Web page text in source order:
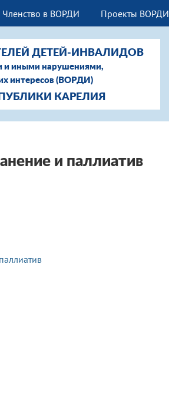
Членство в ВОРДИ Проекты ВОРДИ
ДЕТЕЙ-ИНВАЛИДОВ
и иными нарушениями,
интересов (ВОРДИ)
КАРЕЛИЯ
и паллиатив